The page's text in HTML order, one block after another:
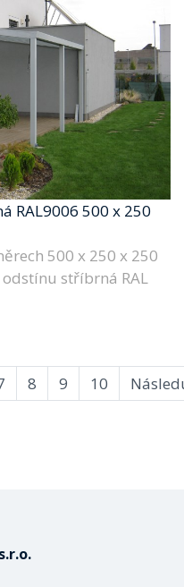
RAL9006 500 x 250
500 x 250 x 250
odstínu stříbrná RAL
8 9 10